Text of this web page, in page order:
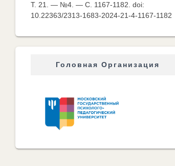
Т. 21. — №4. — C. 1167-1182. doi:
10.22363/2313-1683-2024-21-4-1167-1182
Головная Организация